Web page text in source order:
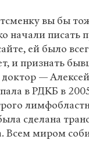
вы бы
начали писать
ей было
и признать
доктор —
в РДКБ в
сделана
Всем миром